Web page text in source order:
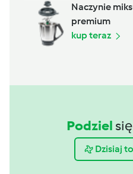
Naczynie
premium
kup teraz
Podziel
Dzisiaj